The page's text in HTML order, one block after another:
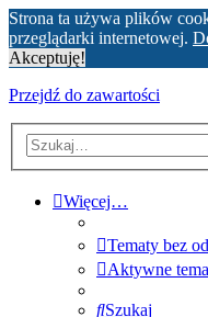
Strona ta używa plików
przeglądarki internetowej.
Akceptuję!
Przejdź do zawartości
Więcej…
Tematy bez
Aktywne
Szukaj